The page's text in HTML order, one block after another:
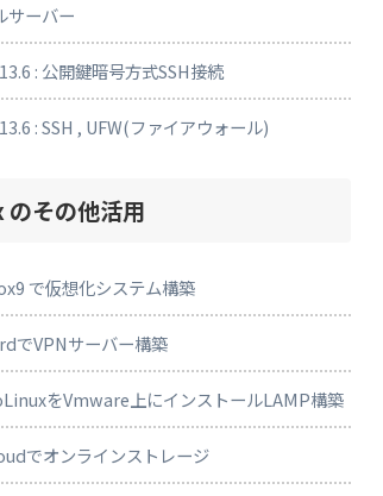
サーバー
: 公開鍵暗号方式SSH接続
: SSH , UFW(ファイアウォール)
その他活用
で仮想化システム構築
でVPNサーバー構築
をVmware上にインストールLAMP構築
でオンラインストレージ